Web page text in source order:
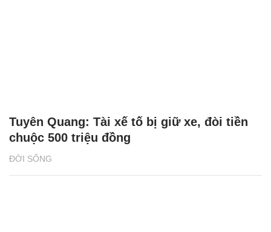
ĐỜI SỐNG
Tuyên Quang: Tài xế tố bị giữ xe, đòi tiền
chuộc 500 triệu đồng